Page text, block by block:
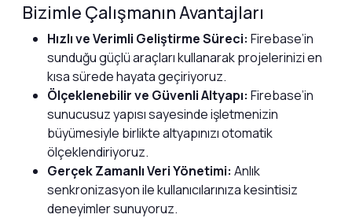
Bizimle Çalışmanın Avantajları
Hızlı ve Verimli Geliştirme Süreci: Firebase’in
sunduğu güçlü araçları kullanarak projelerinizi en
kısa sürede hayata geçiriyoruz.
Ölçeklenebilir ve Güvenli Altyapı: Firebase’in
sunucusuz yapısı sayesinde işletmenizin
büyümesiyle birlikte altyapınızı otomatik
ölçeklendiriyoruz.
Gerçek Zamanlı Veri Yönetimi: Anlık
senkronizasyon ile kullanıcılarınıza kesintisiz
deneyimler sunuyoruz.